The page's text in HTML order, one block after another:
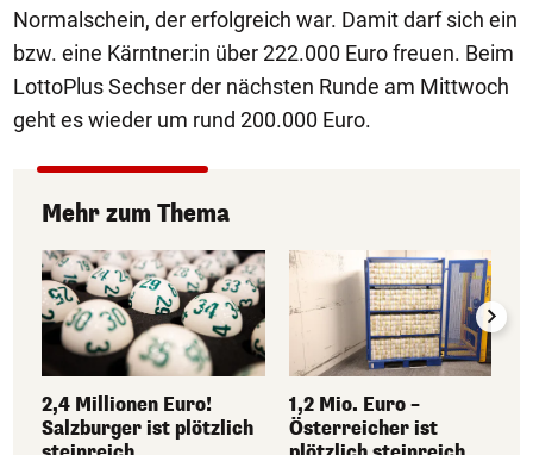
Normalschein, der erfolgreich war. Damit darf sich ein
bzw. eine Kärntner:in über 222.000 Euro freuen. Beim
LottoPlus Sechser der nächsten Runde am Mittwoch
geht es wieder um rund 200.000 Euro.
Mehr zum Thema
2,4 Millionen Euro!
Salzburger ist plötzlich
1,2 Mio. Euro –
Österreicher ist